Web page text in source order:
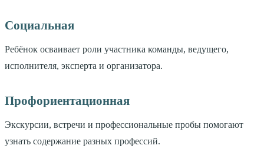
Социальная
Ребёнок осваивает роли участника команды, ведущего,
исполнителя, эксперта и организатора.
Профориентационная
Экскурсии, встречи и профессиональные пробы помогают
узнать содержание разных профессий.